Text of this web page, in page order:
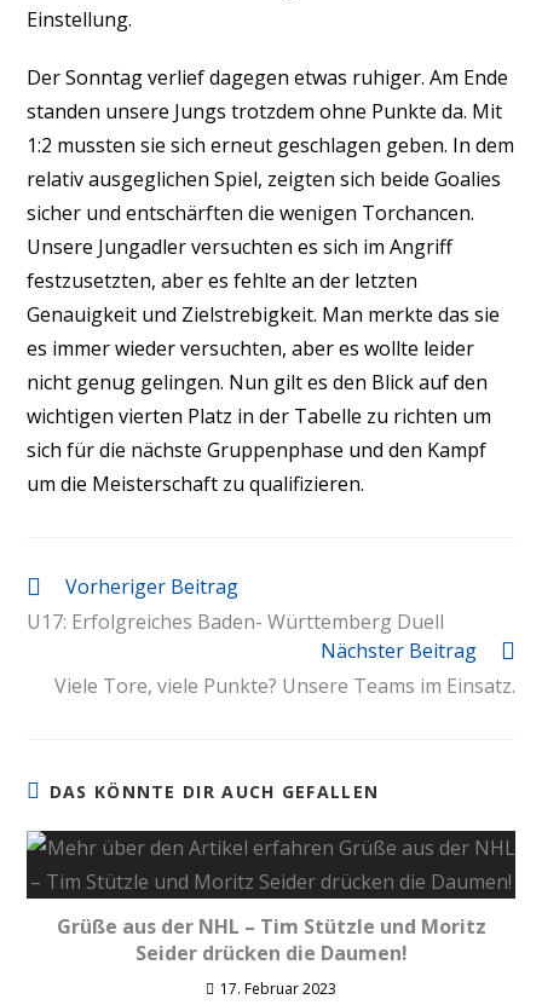
Einstellung.
Der Sonntag verlief dagegen etwas ruhiger. Am Ende
standen unsere Jungs trotzdem ohne Punkte da. Mit
1:2 mussten sie sich erneut geschlagen geben. In dem
relativ ausgeglichen Spiel, zeigten sich beide Goalies
sicher und entschärften die wenigen Torchancen.
Unsere Jungadler versuchten es sich im Angriff
festzusetzten, aber es fehlte an der letzten
Genauigkeit und Zielstrebigkeit. Man merkte das sie
es immer wieder versuchten, aber es wollte leider
nicht genug gelingen. Nun gilt es den Blick auf den
wichtigen vierten Platz in der Tabelle zu richten um
sich für die nächste Gruppenphase und den Kampf
um die Meisterschaft zu qualifizieren.
Vorheriger Beitrag
U17: Erfolgreiches Baden- Württemberg Duell
Nächster Beitrag
Viele Tore, viele Punkte? Unsere Teams im Einsatz.
DAS KÖNNTE DIR AUCH GEFALLEN
Grüße aus der NHL – Tim Stützle und Moritz
Seider drücken die Daumen!
17. Februar 2023